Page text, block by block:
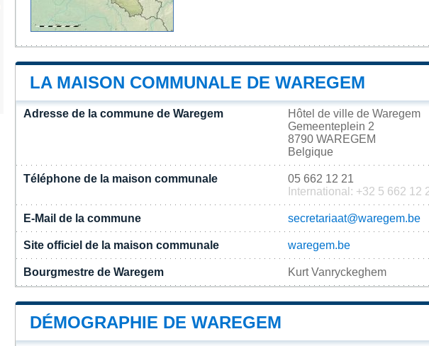
LA MAISON COMMUNALE DE WAREGEM
Adresse de la commune de Waregem
Hôtel de ville de Waregem
Gemeenteplein 2
8790 WAREGEM
Belgique
Téléphone de la maison communale
05 662 12 21
International: +32 5 662 12
E-Mail de la commune secretariaat@waregem.be
Site officiel de la maison communale waregem.be
Bourgmestre de Waregem Kurt Vanryckeghem
DÉMOGRAPHIE DE WAREGEM